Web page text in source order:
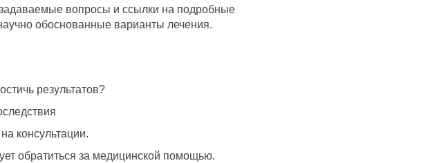
вопросы и ссылки на подробные
обоснованные варианты лечения.
результатов?
консультации.
обратиться за медицинской помощью.